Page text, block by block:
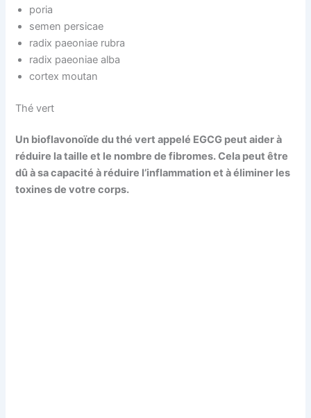
poria
semen persicae
radix paeoniae rubra
radix paeoniae alba
cortex moutan
Thé vert
Un bioflavonoïde du thé vert appelé EGCG peut aider à
réduire la taille et le nombre de fibromes. Cela peut être
dû à sa capacité à réduire l’inflammation et à éliminer les
toxines de votre corps.